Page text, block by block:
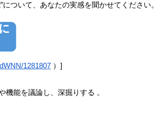
ついて、あなたの実感を聞かせてください。
1281807）]
能を議論し、深掘りする 。